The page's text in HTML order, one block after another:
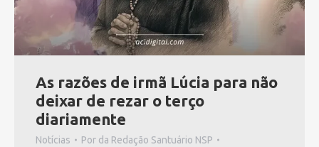
As razões de irmã Lúcia para não
deixar de rezar o terço
diariamente
Notícias Por da Redação Santuário NSP